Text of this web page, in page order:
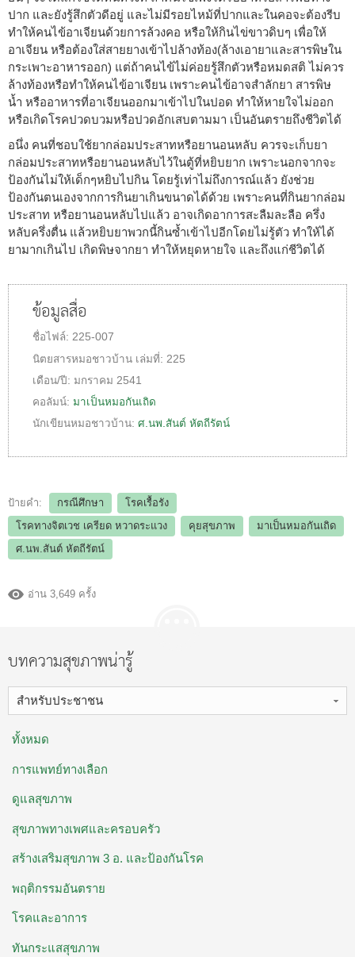
ปาก และยังรู้สึกตัวดีอยู่ และไม่มีรอยไหม้ที่ปากและในคอจะต้องรีบ
ทำให้คนไข้อาเจียนด้วยการล้วงคอ หรือให้กินไข่ขาวดิบๆ เพื่อให้
อาเจียน หรือต้องใส่สายยางเข้าไปล้างท้อง(ล้างเอายาและสารพิษใน
กระเพาะอาหารออก) แต่ถ้าคนไข้ไม่ค่อยรู้สึกตัวหรือหมดสติ ไม่ควร
ล้างท้องหรือทำให้คนไข้อาเจียน เพราะคนไข้อาจสำลักยา สารพิษ
น้ำ หรืออาหารที่อาเจียนออกมาเข้าไปในปอด ทำให้หายใจไม่ออก
หรือเกิดโรคปวดบวมหรือปวดอักเสบตามมา เป็นอันตรายถึงชีวิตได้
อนึ่ง คนที่ชอบใช้ยากล่อมประสาทหรือยานอนหลับ ควรจะเก็บยา
กล่อมประสาทหรือยานอนหลับไว้ในตู้ที่หยิบยาก เพราะนอกจากจะ
ป้องกันไม่ให้เด็กๆหยิบไปกิน โดยรู้เท่าไม่ถึงการณ์แล้ว ยังช่วย
ป้องกันตนเองจากการกินยาเกินขนาดได้ด้วย เพราะคนที่กินยากล่อม
ประสาท หรือยานอนหลับไปแล้ว อาจเกิดอาการสะลืมละลือ ครึ่ง
หลับครึ่งตื่น แล้วหยิบยาพวกนี้กินซ้ำเข้าไปอีกโดยไม่รู้ตัว ทำให้ได้
ยามากเกินไป เกิดพิษจากยา ทำให้หยุดหายใจ และถึงแก่ชีวิตได้
ข้อมูลสื่อ
ชื่อไฟล์: 225-007
นิตยสารหมอชาวบ้าน เล่มที่: 225
เดือน/ปี: มกราคม 2541
คอลัมน์: มาเป็นหมอกันเถิด
นักเขียนหมอชาวบ้าน: ศ.นพ.สันต์ หัตถีรัตน์
ป้ายคำ: กรณีศึกษา
โรคเรื้อรัง
โรคทางจิตเวช เครียด หวาดระแวง
คุยสุขภาพ
มาเป็นหมอกันเถิด
ศ.นพ.สันต์ หัตถีรัตน์
อ่าน 3,649 ครั้ง
บทความสุขภาพน่ารู้
สำหรับประชาชน
ทั้งหมด
การแพทย์ทางเลือก
ดูแลสุขภาพ
สุขภาพทางเพศและครอบครัว
สร้างเสริมสุขภาพ 3 อ. ​และป้องกันโรค
พฤติกรรมอันตราย
โรคและอาการ
ทันกระแสสุขภาพ